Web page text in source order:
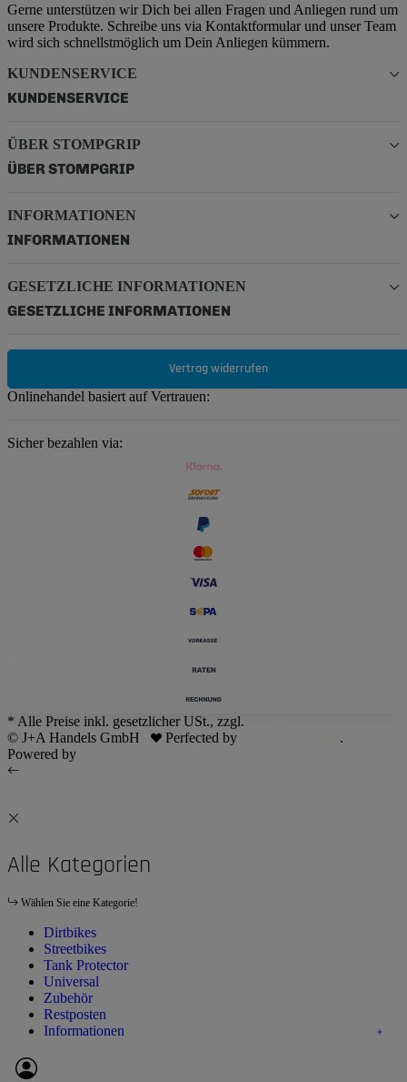
Gerne unterstützen wir Dich bei allen Fragen und Anliegen rund um
unsere Produkte. Schreibe uns via Kontaktformular und unser Team
wird sich schnellstmöglich um Dein Anliegen kümmern.
KUNDENSERVICE
KUNDENSERVICE
ÜBER STOMPGRIP
ÜBER STOMPGRIP
INFORMATIONEN
INFORMATIONEN
GESETZLICHE INFORMATIONEN
GESETZLICHE INFORMATIONEN
Vertrag widerrufen
Onlinehandel basiert auf Vertrauen:
Sicher bezahlen via:
* Alle Preise inkl. gesetzlicher USt., zzgl.
© J+A Handels GmbH
Perfected by
.
Powered by
Alle Kategorien
Wählen Sie eine Kategorie!
Dirtbikes
Streetbikes
Tank Protector
Universal
Zubehör
Restposten
Informationen